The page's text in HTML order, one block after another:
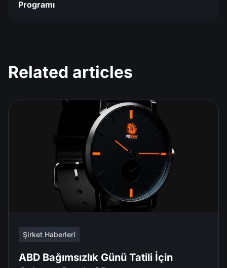
Programı
Related articles
Şirket Haberleri
ABD Bağımsızlık Günü Tatili İçin